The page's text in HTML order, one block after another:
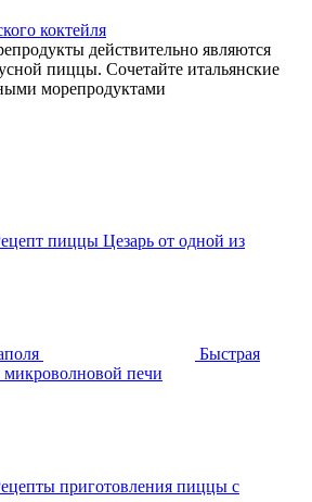
коктейля
действительно являются
пиццы. Сочетайте итальянские
морепродуктами
пиццы Цезарь от одной из
Быстрая
печи
приготовления пиццы с